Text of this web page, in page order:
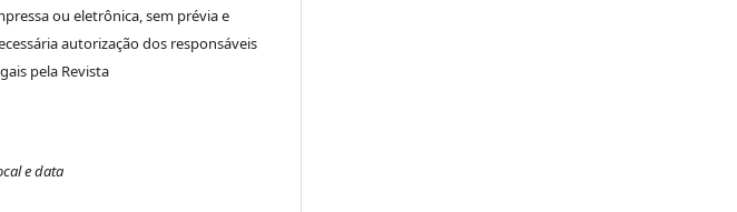
ou eletrônica, sem prévia e
autorização dos responsáveis
pela Revista
e data